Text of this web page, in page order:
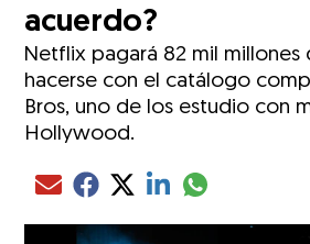
acuerdo?
Netflix pagará 82 mil millones
hacerse con el catálogo
Bros, uno de los estudio con
Hollywood.
Compartir el artículo actual mediante
Compartir el artículo actual
Compartir el artículo
Compartir el artículo
Compartir el